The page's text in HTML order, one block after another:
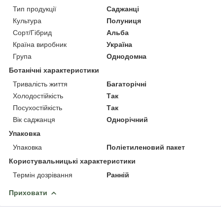
Тип продукції
Саджанці
Культура
Полуниця
Сорт/Гібрид
Альба
Країна виробник
Україна
Група
Однодомна
Ботанічні характеристики
Тривалість життя
Багаторічні
Холодостійкість
Так
Посухостійкість
Так
Вік саджанця
Однорічний
Упаковка
Упаковка
Поліетиленовий пакет
Користувальницькі характеристики
Термін дозрівання
Ранній
Приховати